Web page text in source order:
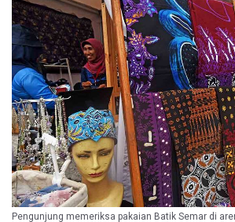
Pengunjung memeriksa pakaian Batik Semar di